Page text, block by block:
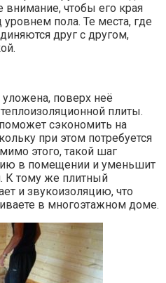
внимание, чтобы его края
пола. Те места, где
друг с другом,
поверх неё
плиты.
сэкономить на
при этом потребуется
этого, такой шаг
в помещении и уменьшит
К тому же плитный
и звукоизоляцию, что
в многоэтажном доме.